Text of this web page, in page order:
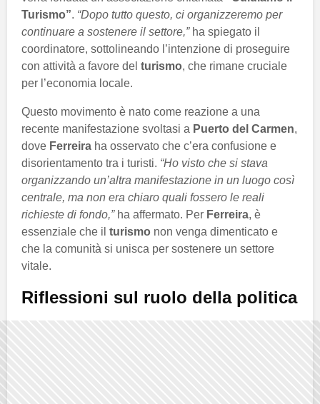
Turismo”. “Dopo tutto questo, ci organizzeremo per
continuare a sostenere il settore,”ha spiegato il
coordinatore, sottolineando l’intenzione di proseguire
con attività a favore del turismo, che rimane cruciale
per l’economia locale.
Questo movimento è nato come reazione a una
recente manifestazione svoltasi a Puerto del Carmen,
dove Ferreira ha osservato che c’era confusione e
disorientamento tra i turisti. “Ho visto che si stava
organizzando un’altra manifestazione in un luogo così
centrale, ma non era chiaro quali fossero le reali
richieste di fondo,”ha affermato. Per Ferreira, è
essenziale che il turismo non venga dimenticato e
che la comunità si unisca per sostenere un settore
vitale.
Riflessioni sul ruolo della politica